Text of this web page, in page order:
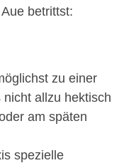
betrittst:
zu einer
allzu hektisch
am späten
spezielle